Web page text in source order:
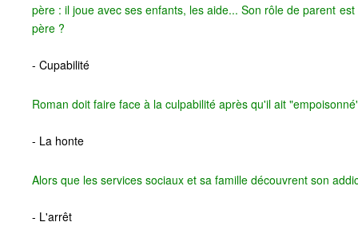
père : il joue avec ses enfants, les aide... Son rôle de parent
père ?
- Cupabilité
Roman doit faire face à la culpabilité après qu'il ait
- La honte
Alors que les services sociaux et sa famille découvrent son
- L'arrêt